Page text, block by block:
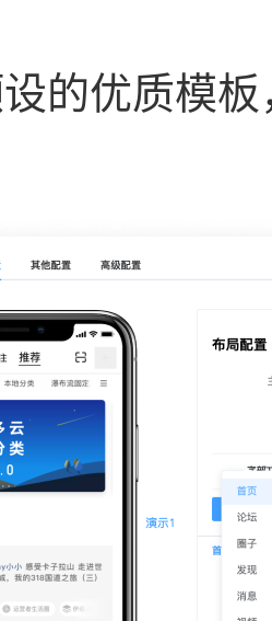
的优质模